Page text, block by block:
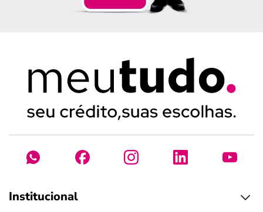
Institucional